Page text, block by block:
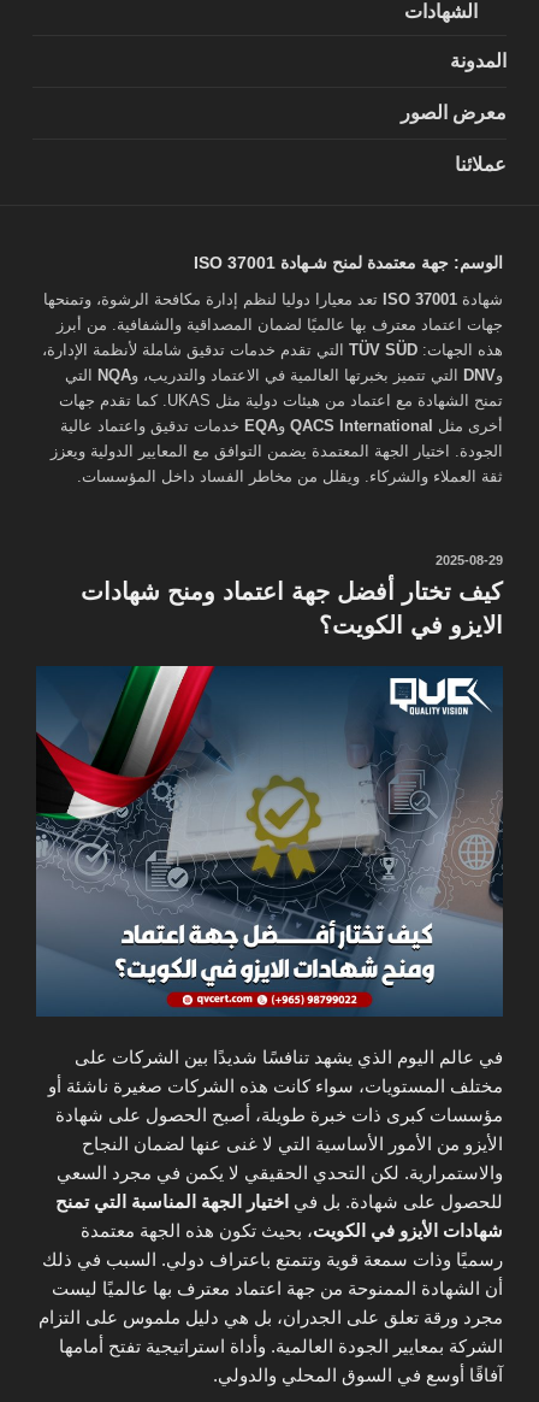
الشهادات
المدونة
معرض الصور
عملائنا
الوسم: جهة معتمدة لمنح شـهادة ISO 37001
شهادة ISO 37001 تعد معيارا دوليا لنظم إدارة مكافحة الرشوة، وتمنحها
جهات اعتماد معترف بها عالميًا لضمان المصداقية والشفافية. من أبرز
هذه الجهات: TÜV SÜD التي تقدم خدمات تدقيق شاملة لأنظمة الإدارة،
وDNV التي تتميز بخبرتها العالمية في الاعتماد والتدريب، وNQA
التي
تمنح الشهادة مع اعتماد من هيئات دولية مثل UKAS. كما تقدم جهات
أخرى مثل QACS International وEQA خدمات تدقيق واعتماد عالية
الجودة. اختيار الجهة المعتمدة يضمن التوافق مع المعايير الدولية ويعزز
ثقة العملاء والشركاء. ويقلل من مخاطر الفساد داخل المؤسسات.
نُشر
في
2025-08-29
كيف تختار أفضل جهة اعتماد ومنح شهادات
الايزو في الكويت؟
في عالم اليوم الذي يشهد تنافسًا شديدًا بين الشركات على
مختلف المستويات، سواء كانت هذه الشركات صغيرة ناشئة أو
مؤسسات كبرى ذات خبرة طويلة، أصبح الحصول على شهادة
الأيزو من الأمور الأساسية التي لا غنى عنها لضمان النجاح
والاستمرارية. لكن التحدي الحقيقي لا يكمن في مجرد السعي
للحصول على شهادة. بل في اختيار الجهة المناسبة التي تمنح
شهادات الأيزو في الكويت، بحيث تكون هذه الجهة معتمدة
رسميًا وذات سمعة قوية وتتمتع باعتراف دولي. السبب في ذلك
أن الشهادة الممنوحة من جهة اعتماد معترف بها عالميًا ليست
مجرد ورقة تعلق على الجدران، بل هي دليل ملموس على التزام
الشركة بمعايير الجودة العالمية. وأداة استراتيجية تفتح أمامها
آفاقًا أوسع في السوق المحلي والدولي.